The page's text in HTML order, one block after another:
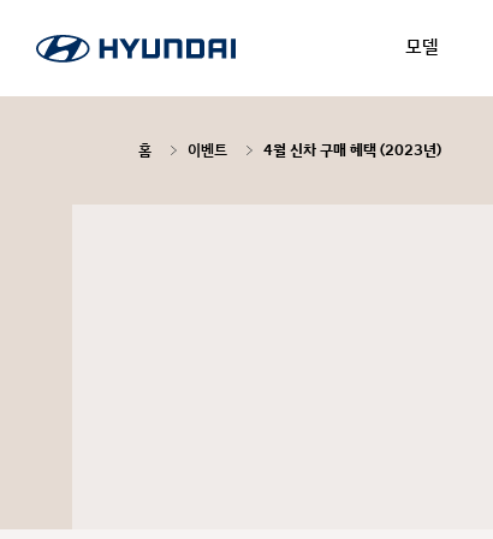
모델
홈 이벤트 4월 신차 구매 혜택 (2023년)